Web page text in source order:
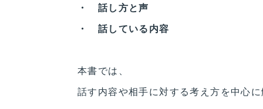
・ 話し方と声
・ 話している内容
本書では、
話す内容や相手に対する考え方を中心に